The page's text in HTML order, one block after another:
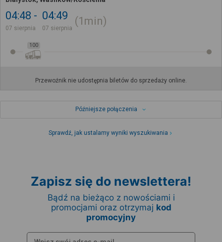
04:48
07 sierpnia
04:49
07 sierpnia
1min
100
Przewoźnik nie udostępnia biletów do sprzedaży online.
Późniejsze połączenia
Sprawdź, jak ustalamy wyniki wyszukiwania
Zapisz się do newslettera!
Bądź na bieżąco z nowościami i
promocjami oraz otrzymaj kod
promocyjny